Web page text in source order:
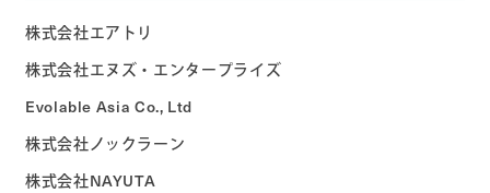
株式会社エアトリ
株式会社エヌズ・エンタープライズ
Evolable Asia Co., Ltd
株式会社ノックラーン
株式会社NAYUTA